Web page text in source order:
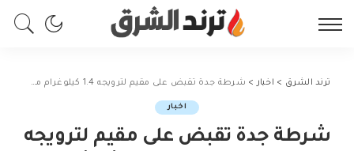
ترند الشرق > اخبار > شرطة جدة تقبض على مقيم لترويجه 1.4 كيلوغرام من الحشيش
اخبار
شرطة جدة تقبض على مقيم لترويجه